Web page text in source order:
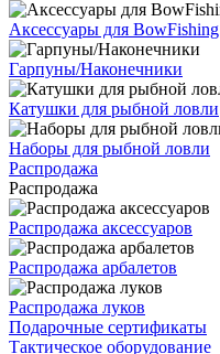
Аксессуары для BowFishing
Гарпуны/Наконечники
Катушки для рыбной ловли
Наборы для рыбной ловли
Распродажа
Распродажа
Распродажа аксессуаров
Распродажа арбалетов
Распродажа луков
Подарочные сертификаты
Тактическое оборудование